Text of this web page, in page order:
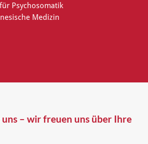
Psychosomatik
Medizin
– wir freuen uns über Ihre